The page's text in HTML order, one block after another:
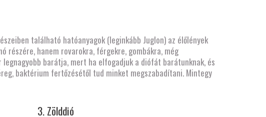
található hatóanyagok (leginkább Juglon) az élőlények
részére, hanem rovarokra, férgekre, gombákra, még
barátja, mert ha elfogadjuk a diófát barátunknak, és
baktérium fertőzésétől tud minket megszabadítani. Mintegy
3. Zölddió